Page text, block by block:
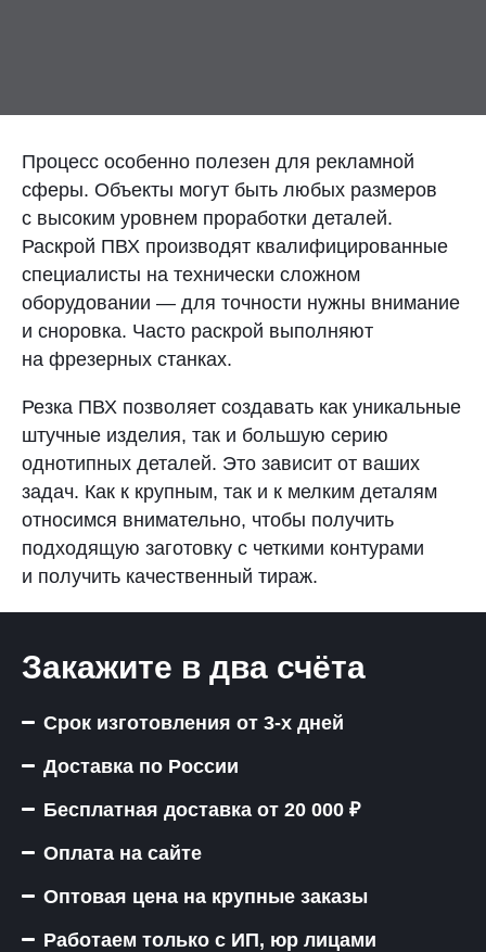
ТОЛЬЯТТИ
sale@plastikam.ru
Процесс особенно полезен для рекламной
сферы. Объекты могут быть любых размеров
с высоким уровнем проработки деталей.
Раскрой ПВХ производят квалифицированные
специалисты на технически сложном
оборудовании — для точности нужны внимание
и сноровка. Часто раскрой выполняют
на фрезерных станках.
Резка ПВХ позволяет создавать как уникальные
штучные изделия, так и большую серию
однотипных деталей. Это зависит от ваших
задач. Как к крупным, так и к мелким деталям
относимся внимательно, чтобы получить
подходящую заготовку с четкими контурами
и получить качественный тираж.
Закажите в два счёта
Срок изготовления от 3-х дней
Доставка по России
Бесплатная доставка от 20 000 ₽
Оплата на сайте
Оптовая цена на крупные заказы
Работаем только с ИП, юр лицами